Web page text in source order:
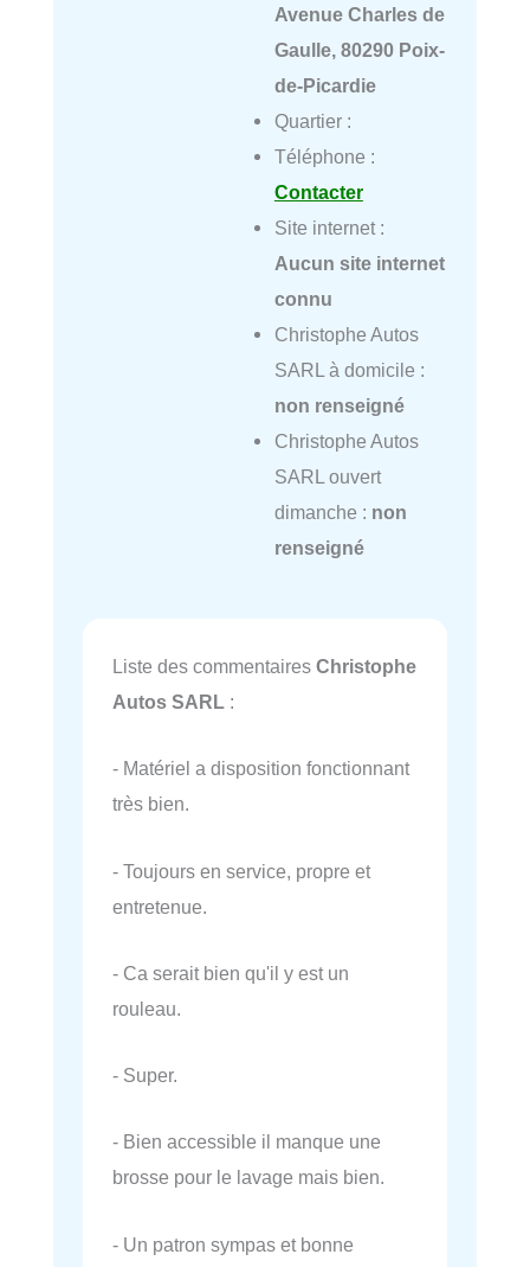
Avenue Charles de
Gaulle, 80290 Poix-
de-Picardie
Quartier :
Téléphone :
Contacter
Site internet :
Aucun site internet
connu
Christophe Autos
SARL à domicile :
non renseigné
Christophe Autos
SARL ouvert
dimanche : non
renseigné
Liste des commentaires Christophe
Autos SARL :
- Matériel a disposition fonctionnant
très bien.
- Toujours en service, propre et
entretenue.
- Ca serait bien qu'il y est un
rouleau.
- Super.
- Bien accessible il manque une
brosse pour le lavage mais bien.
- Un patron sympas et bonne